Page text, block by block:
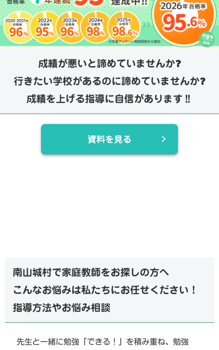
成績が悪いと諦めていませんか❓
行きたい学校があるのに諦めていませんか❓
成績を上げる指導に自信があります‼️
資料を見る
南山城村で家庭教師をお探しの方へ
こんなお悩みは私たちにお任せください！
指導方法やお悩み相談
先生と一緒に勉強「できる！」を積み重ね、勉強